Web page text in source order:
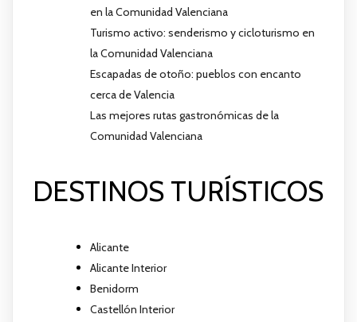
en la Comunidad Valenciana
Turismo activo: senderismo y cicloturismo en
la Comunidad Valenciana
Escapadas de otoño: pueblos con encanto
cerca de Valencia
Las mejores rutas gastronómicas de la
Comunidad Valenciana
DESTINOS TURÍSTICOS
Alicante
Alicante Interior
Benidorm
Castellón Interior